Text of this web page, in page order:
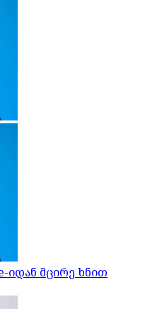
იდან მცირე ხნით